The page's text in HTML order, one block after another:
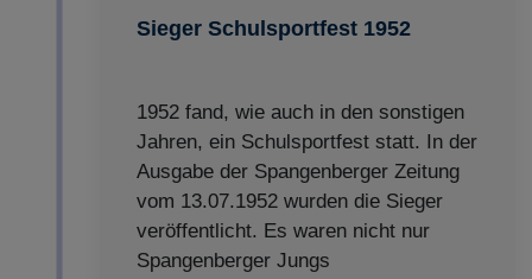
Sieger Schulsportfest 1952
1952 fand, wie auch in den sonstigen
Jahren, ein Schulsportfest statt. In der
Ausgabe der Spangenberger Zeitung
vom 13.07.1952 wurden die Sieger
veröffentlicht. Es waren nicht nur
Spangenberger Jungs